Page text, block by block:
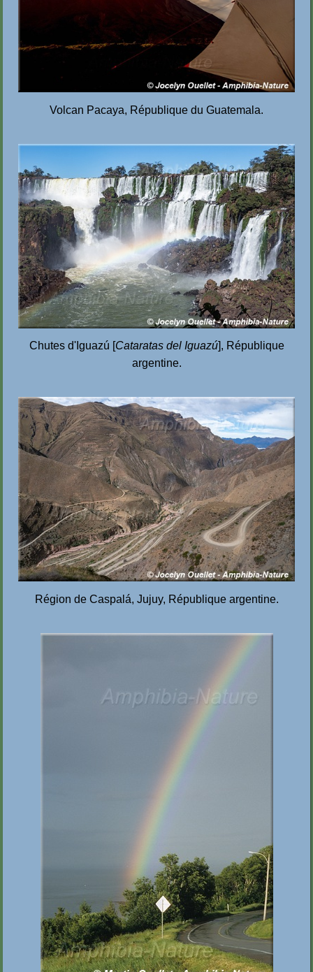
Volcan Pacaya, République du Guatemala.
Chutes d'Iguazú [Cataratas del Iguazú], République
argentine.
Région de Caspalá, Jujuy, République argentine.